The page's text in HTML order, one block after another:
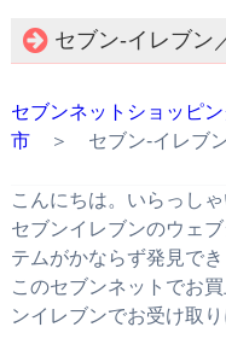
セブン‐イレブン
セブンネットショッピ
市＞ セブン‐イレブン
こんにちは。いらっしゃ
セブンイレブンのウェ
テムがかならず発見でき
このセブンネットでお
ンイレブンでお受け取り